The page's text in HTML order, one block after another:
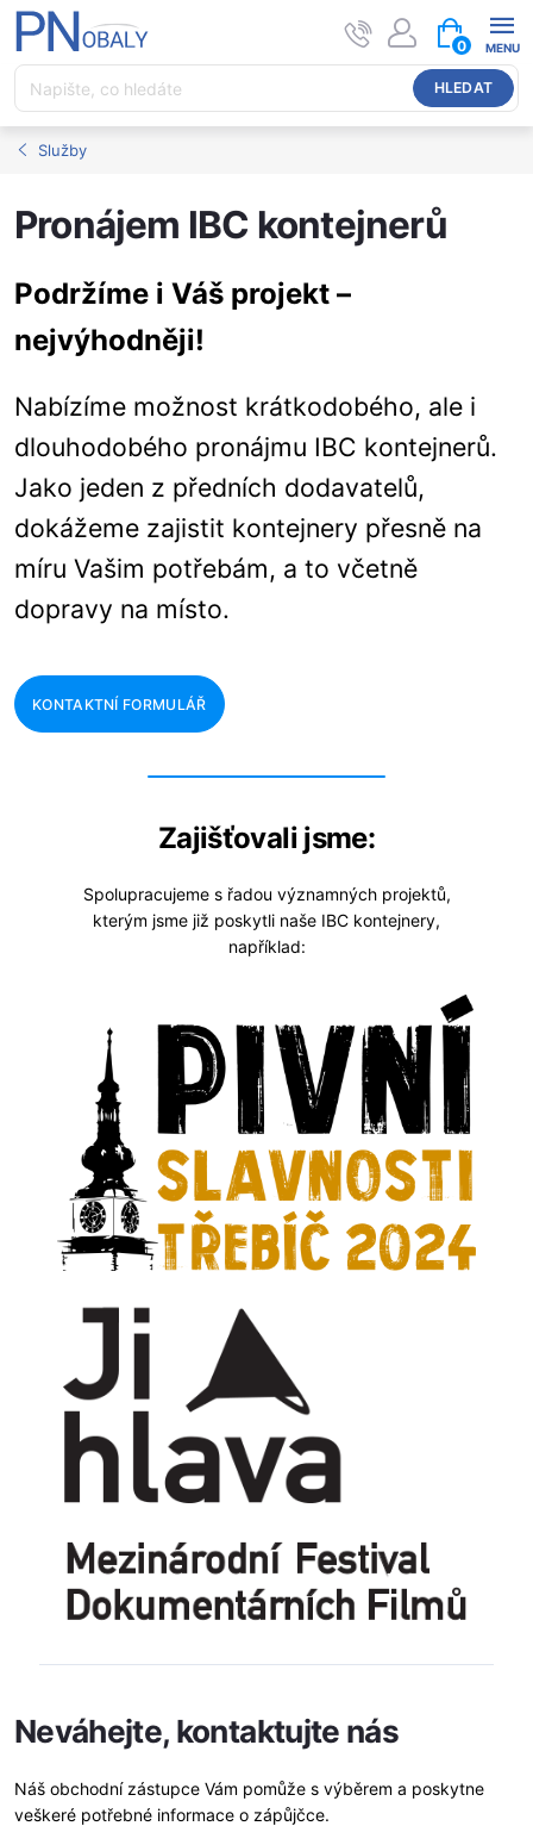
Přejít
obsah
HLEDAT
NÁKUPNÍ
KOŠÍK
0
Služby
Pronájem IBC kontejnerů
Podržíme i Váš projekt –
nejvýhodněji!
Nabízíme možnost krátkodobého, ale i
dlouhodobého pronájmu IBC kontejnerů.
Jako jeden z předních dodavatelů,
dokážeme zajistit kontejnery přesně na
míru Vašim potřebám, a to včetně
dopravy na místo.
KONTAKTNÍ FORMULÁŘ
Zajišťovali jsme:
Spolupracujeme s řadou významných projektů,
kterým jsme již poskytli naše IBC kontejnery,
například:
Neváhejte, kontaktujte nás
Náš obchodní zástupce Vám pomůže s výběrem a poskytne
veškeré potřebné informace o zápůjčce.